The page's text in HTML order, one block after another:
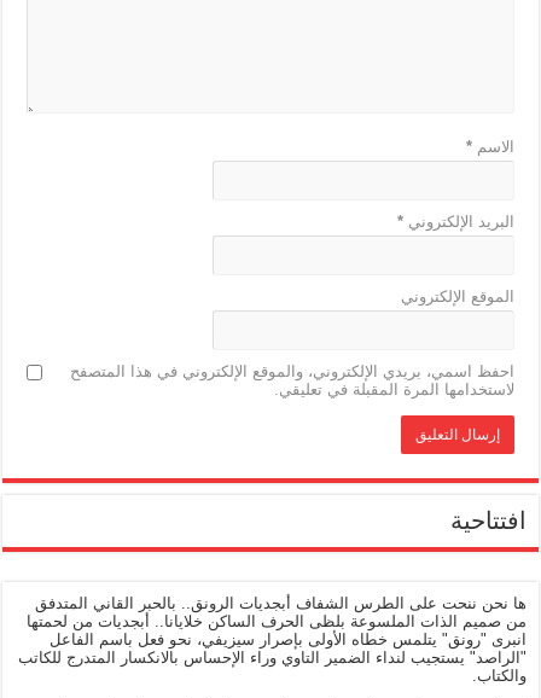
الاسم*
البريد الإلكتروني*
الموقع الإلكتروني
احفظ اسمي، بريدي الإلكتروني، والموقع الإلكتروني في هذا المتصفح
لاستخدامها المرة المقبلة في تعليقي.
افتتاحية
ها نحن ننحت على الطرس الشفاف أبجديات الرونق.. بالحبر القاني المتدفق
من صميم الذات الملسوعة بلظى الحرف الساكن خلايانا.. أبجديات من لحمتها
انبرى "رونق" يتلمس خطاه الأولى بإصرار سيزيفي، نحو فعل باسم الفاعل
"الراصد" يستجيب لنداء الضمير التاوي وراء الإحساس بالانكسار المتدرج للكاتب
والكتاب.